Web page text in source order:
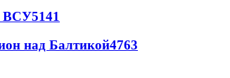
ВСУ5141
над Балтикой4763